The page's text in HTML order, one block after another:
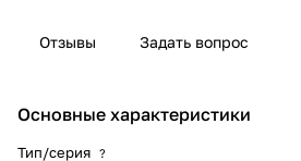
друг к другу при сверлении,
Отзывы Задать вопрос
Основные характеристики
Тип/серия ?